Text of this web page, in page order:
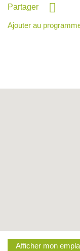
Partager
Ajouter au
Afficher mon